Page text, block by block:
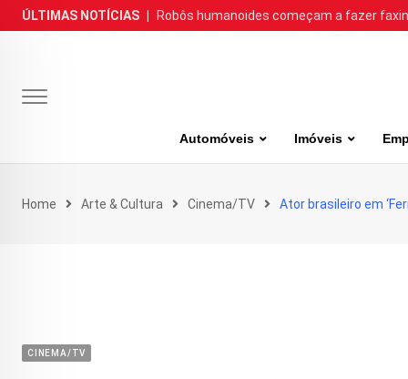
Skip
to
ÚLTIMAS NOTÍCIAS Robôs humanoides começam a fazer
Automóveis Imóveis
Home Arte & Cultura Cinema/TV Ator brasileiro em
CINEMA/TV